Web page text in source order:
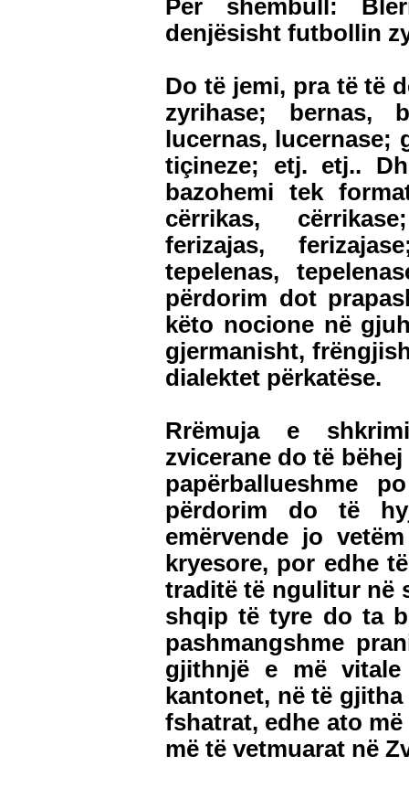
Për shembull:
denjësisht futbollin
Do të jemi, pra të të
zyrihase; bernas,
lucernas, lucernase;
tiçineze; etj. etj..
bazohemi tek
cërrikas,
ferizajas,
tepelenas,
përdorim dot
këto nocione në
gjermanisht,
dialektet përkatëse.
Rrëmuja e
zvicerane do të
papërballueshme
përdorim do të
emërvende jo
kryesore, por edhe
traditë të ngulitur në
shqip të tyre do ta
pashmangshme
gjithnjë e më
kantonet, në të
fshatrat, edhe ato
më të vetmuarat në